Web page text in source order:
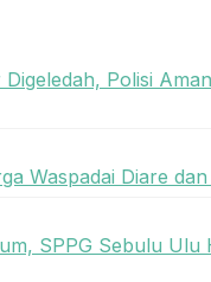
Polisi
Waspadai Diare
SPPG Sebulu Ulu